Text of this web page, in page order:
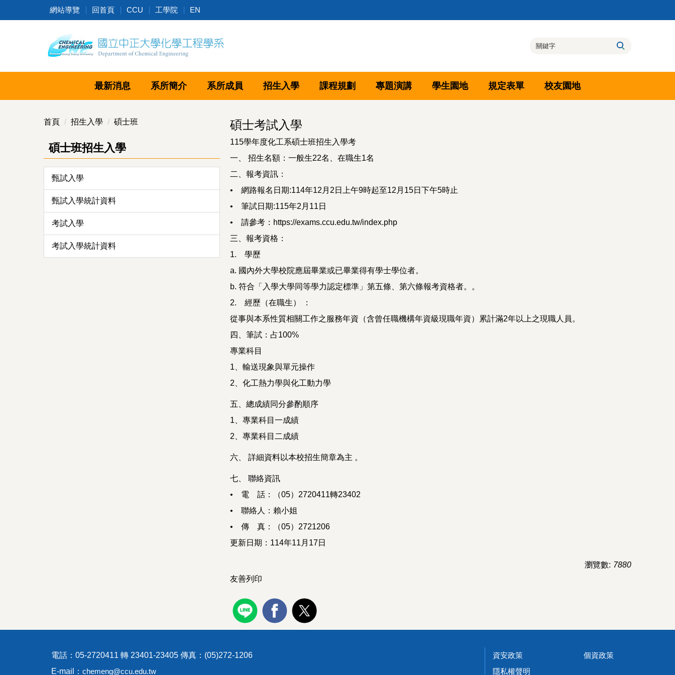
到
網站導覽 回首頁 CCU 工學院 EN
最新消息 系所簡介 系所成員 招生入學 課程規劃 專題演講 學生園地 規定表單 校友園地
首頁 招生入學 碩士班
碩士班招生入學
甄試入學
甄試入學統計資料
考試入學
考試入學統計資料
碩士考試入學
115學年度化工系碩士班招生入學考
一、 招生名額：一般生22名、在職生1名
二、報考資訊：
• 網路報名日期:114年12月2日上午9時起至12月15日下午5時止
• 筆試日期:115年2月11日
• 請參考： https://exams.ccu.edu.tw/index.php
三、報考資格：
1. 學歷
a. 國內外大學校院應屆畢業或已畢業得有學士學位者。
b. 符合「入學大學同等學力認定標準」第五條、第六條報考資格者。。
2. 經歷（在職生） ：
從事與本系性質相關工作之服務年資（含曾任職機構年資級現職年資）累計滿2年以上之現職人員。
四、筆試：占100%
專業科目
1、輸送現象與單元操作
2、化工熱力學與化工動力學
五、總成績同分參酌順序
1、專業科目一成績
2、專業科目二成績
六、 詳細資料以本校招生簡章為主 。
七、 聯絡資訊
• 電 話：（05）2720411轉23402
• 聯絡人：賴小姐
• 傳 真：（05）2721206
更新日期：114年11月17日
瀏覽數: 7880
友善列印
電話：05-2720411 轉 23401-23405 傳真：(05)272-1206
E-mail： chemeng@ccu.edu.tw
資安政策
個資政策
隱私權聲明